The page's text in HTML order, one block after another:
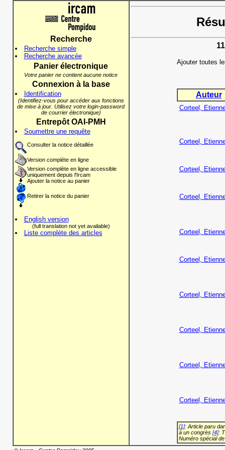
Recherche
Recherche simple
Recherche avancée
Panier électronique
Votre panier ne contient aucune notice
Connexion à la base
Identification
(Identifiez-vous pour accéder aux fonctions
de mise à jour. Utilisez votre login-password
de courrier électronique)
Entrepôt OAI-PMH
Soumettre une requête
Consulter la notice détaillée
Version complète en ligne
Version complète en ligne accessible
uniquement depuis l'Ircam
Ajouter la notice au panier
Retirer la notice du panier
English version
(full translation not yet available)
Liste complète des articles
Ajouter toutes
Auteur
Corteel,
Corteel,
Corteel,
Corteel,
Corteel,
Corteel,
Corteel,
Corteel,
Corteel,
Corteel,
[1]: Article paru
à un congrès [4]:
Numéro spécial